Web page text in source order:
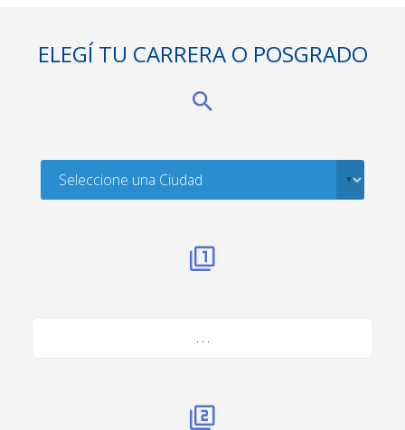
ELEGÍ TU CARRERA O POSGRADO
. . .